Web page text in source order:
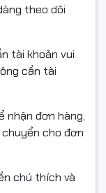
cho các hệ
giúp mở
độ ổn định
theo dõi
tài khoản vui
cần tài
nhận đơn hàng,
cho đơn
chú thích và